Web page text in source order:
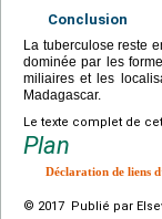
Conclusion
La tuberculose reste
dominée par les
miliaires et les
Madagascar.
Le texte complet de
Plan
Déclaration de liens
© 2017 Publié par